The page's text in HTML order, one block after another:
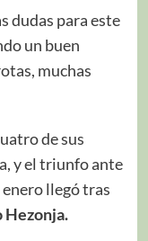
dudas para este
un buen
muchas
de sus
y el triunfo ante
llegó tras
Hezonja.